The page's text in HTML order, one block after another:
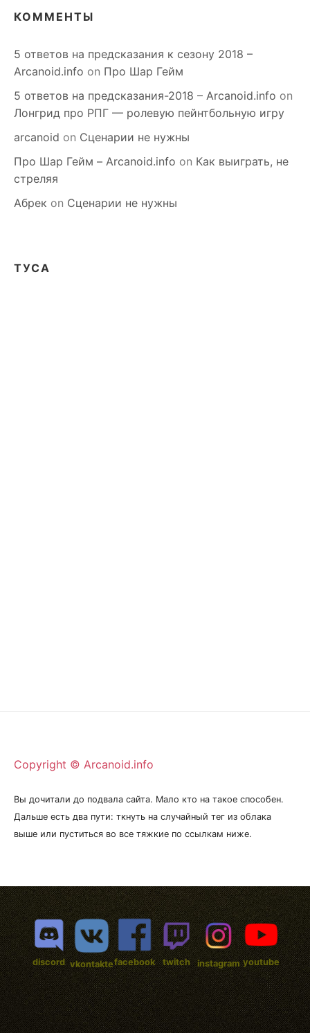
КОММЕНТЫ
5 ответов на предсказания к сезону 2018 –
Arcanoid.info on Про Шар Гейм
5 ответов на предсказания-2018 – Arcanoid.info on
Лонгрид про РПГ — ролевую пейнтбольную игру
arcanoid on Сценарии не нужны
Про Шар Гейм – Arcanoid.info on Как выиграть, не
стреляя
Абрек on Сценарии не нужны
ТУСА
Copyright © Arcanoid.info
Вы дочитали до подвала сайта. Мало кто на такое способен.
Дальше есть два пути: ткнуть на случайный тег из облака
выше или пуститься во все тяжкие по ссылкам ниже.
discord vkontaktefacebook twitch instagram youtube